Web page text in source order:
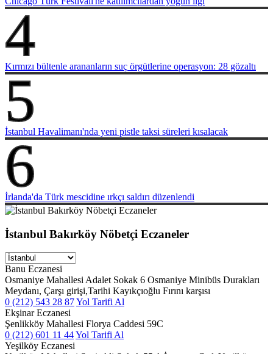
4
Kırmızı bültenle arananların suç örgütlerine operasyon: 28 gözaltı
5
İstanbul Havalimanı'nda yeni pistle taksi süreleri kısalacak
6
İrlanda'da Türk mescidine ırkçı saldırı düzenlendi
İstanbul Bakırköy Nöbetçi Eczaneler
Banu Eczanesi
Osmaniye Mahallesi Adalet Sokak 6 Osmaniye Minibüs Durakları
Meydanı, Çarşı girişi,Tarihi Kayıkçıoğlu Fırını karşısı
0 (212) 543 28 87Yol Tarifi Al
Ekşinar Eczanesi
Şenlikköy Mahallesi Florya Caddesi 59C
0 (212) 601 11 44Yol Tarifi Al
Yeşilköy Eczanesi